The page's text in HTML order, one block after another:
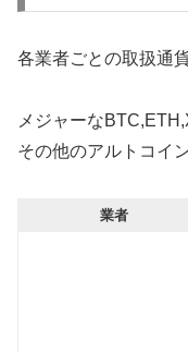
各業者ごとの取扱通
メジャーな
その他のアルトコイ
業者